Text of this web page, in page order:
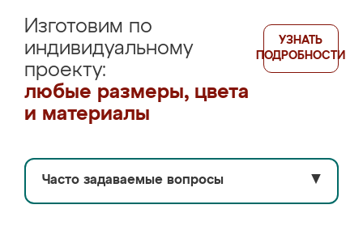
Изготовим по
индивидуальному
проекту:
любые размеры, цвета
и материалы
УЗНАТЬ
ПОДРОБНОСТИ
Часто задаваемые вопросы ▼